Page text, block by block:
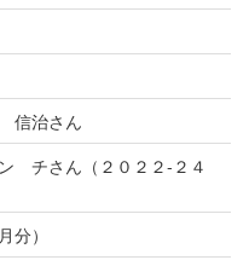
治さん
チさん（２０２２-２４
分）